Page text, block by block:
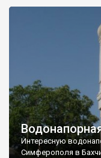
Интересную
Симферополя в